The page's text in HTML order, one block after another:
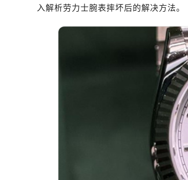
杭州市上城区钱江路
金华市金东区东市南街
绍兴市越城区胜利东路
嘉兴市南湖区广益路705
南昌市红谷滩新区红谷
济南市历下区经十路
广州市天河区天河路230
广州市越秀区环市东路
深圳市罗湖区深南东路
惠州市惠城区江北文昌
厦门市思明区湖滨东路
福州市鼓楼区五四路
入解析劳力士腕表摔坏后的解决方法。